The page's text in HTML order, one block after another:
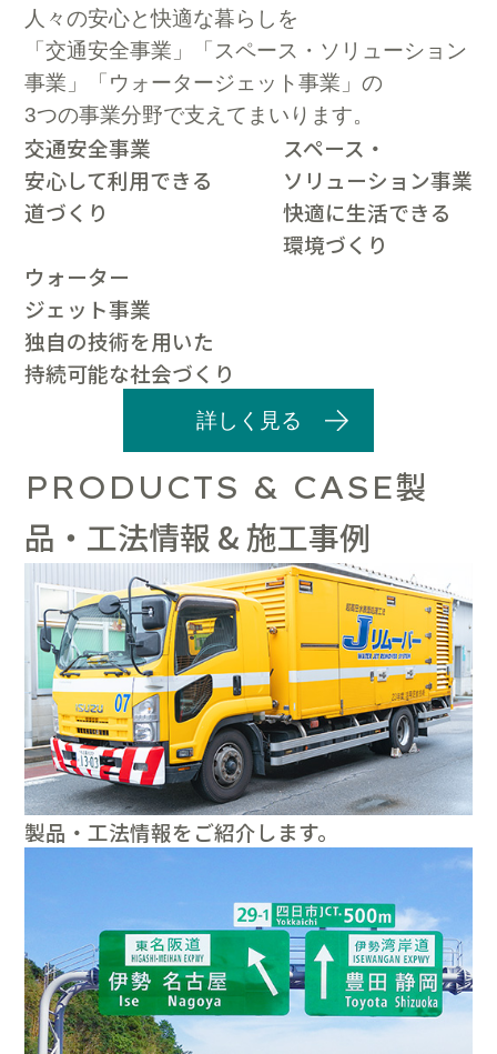
人々の安心と快適な暮らしを
「交通安全事業」「スペース・ソリューション
事業」「ウォータージェット事業」の
3つの事業分野で支えてまいります。
交通安全事業
安心して利用できる
道づくり
スペース・
ソリューション事業
快適に生活できる
環境づくり
ウォーター
ジェット事業
独自の技術を用いた
持続可能な社会づくり
詳しく見る
PRODUCTS & CASE製
品・工法情報 & 施工事例
製品・工法情報をご紹介します。